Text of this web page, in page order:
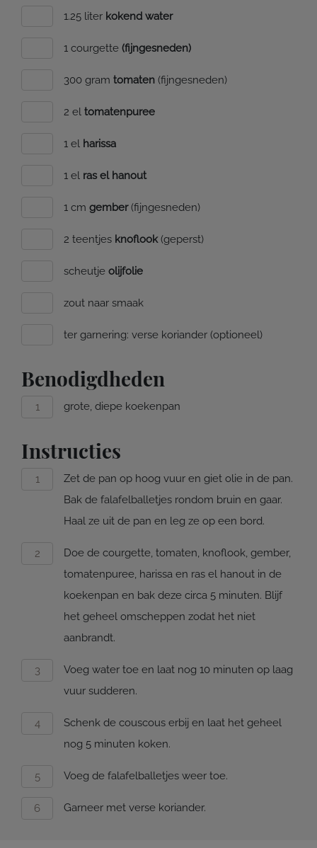
1.25 liter kokend water
1 courgette (fijngesneden)
300 gram tomaten (fijngesneden)
2 el tomatenpuree
1 el harissa
1 el ras el hanout
1 cm gember(fijngesneden)
2 teentjes knoflook(geperst)
scheutje olijfolie
zout naar smaak
ter garnering: verse koriander (optioneel)
Benodigdheden
grote, diepe koekenpan
Instructies
Zet de pan op hoog vuur en giet olie in de pan.
Bak de falafelballetjes rondom bruin en gaar.
Haal ze uit de pan en leg ze op een bord.
Doe de courgette, tomaten, knoflook, gember,
tomatenpuree, harissa en ras el hanout in de
koekenpan en bak deze circa 5 minuten. Blijf
het geheel omscheppen zodat het niet
aanbrandt.
Voeg water toe en laat nog 10 minuten op laag
vuur sudderen.
Schenk de couscous erbij en laat het geheel
nog 5 minuten koken.
Voeg de falafelballetjes weer toe.
Garneer met verse koriander.